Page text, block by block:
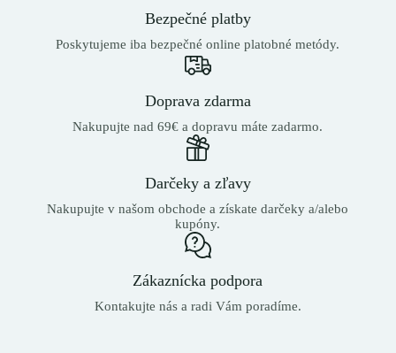
Bezpečné platby
Poskytujeme iba bezpečné online platobné metódy.
Doprava zdarma
Nakupujte nad 69€ a dopravu máte zadarmo.
Darčeky a zľavy
Nakupujte v našom obchode a získate darčeky a/alebo
kupóny.
Zákaznícka podpora
Kontakujte nás a radi Vám poradíme.